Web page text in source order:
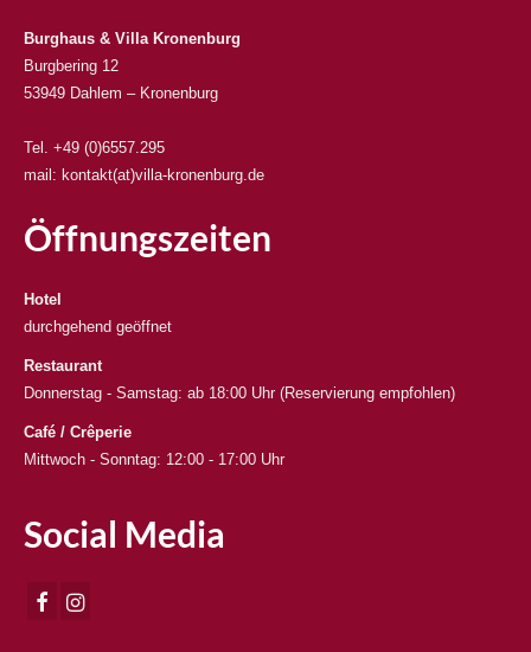
Burghaus & Villa Kronenburg
Burgbering 12
53949 Dahlem – Kronenburg
Tel. +49 (0)6557.295
mail: kontakt(at)villa-kronenburg.de
Öffnungszeiten
Hotel
durchgehend geöffnet
Restaurant
Donnerstag - Samstag: ab 18:00 Uhr (Reservierung empfohlen)
Café / Crêperie
Mittwoch - Sonntag: 12:00 - 17:00 Uhr
Social Media